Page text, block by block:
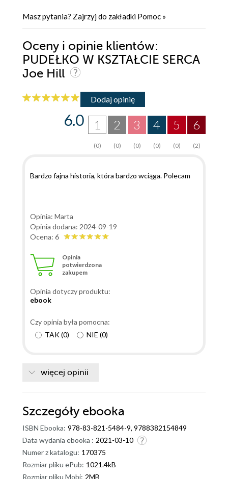
Masz pytania? Zajrzyj do zakładki Pomoc »
Oceny i opinie klientów:
PUDEŁKO W KSZTAŁCIE SERCA
Joe Hill
Dodaj opinię
6
(2)
5
(0)
4
(0)
3
(0)
2
(0)
1
(0)
6.0
Bardzo fajna historia, która bardzo wciąga. Polecam
Opinia: Marta
Opinia dodana: 2024-09-19
Ocena: 6
Opinia
potwierdzona
zakupem
Opinia dotyczy produktu:
ebook
Czy opinia była pomocna:
TAK(0) NIE (0)
więcej opinii
Szczegóły ebooka
ISBN Ebooka: 978-83-821-5484-9, 9788382154849
Data wydania ebooka : 2021-03-10
Numer z katalogu: 170375
Rozmiar pliku ePub: 1021.4kB
Rozmiar pliku Mobi: 2MB